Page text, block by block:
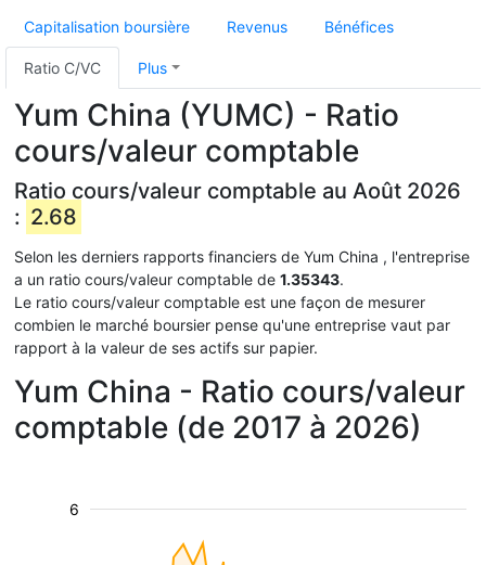
Capitalisation boursière Revenus Bénéfices
Ratio C/VC Plus
Yum China (YUMC) - Ratio
cours/valeur comptable
Ratio cours/valeur comptable au Août 2026
: 2.68
Selon les derniers rapports financiers de Yum China , l'entreprise
a un ratio cours/valeur comptable de 1.35343.
Le ratio cours/valeur comptable est une façon de mesurer
combien le marché boursier pense qu'une entreprise vaut par
rapport à la valeur de ses actifs sur papier.
Yum China - Ratio cours/valeur
comptable (de 2017 à 2026)
6